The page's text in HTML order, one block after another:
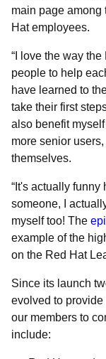
main page among
Hat employees.
“I love the way
people to help
have learned to
take their first
also benefit
more senior
themselves.
“It's actually funny
someone, I
myself too! The
example of the
on the Red Hat
Since its launch
evolved to
our members to
include: